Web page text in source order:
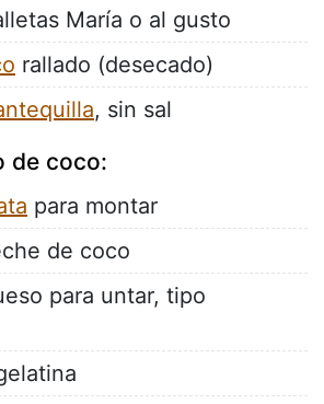
María o al gusto
rallado (desecado)
, sin sal
de coco:
para montar
de coco
para untar, tipo